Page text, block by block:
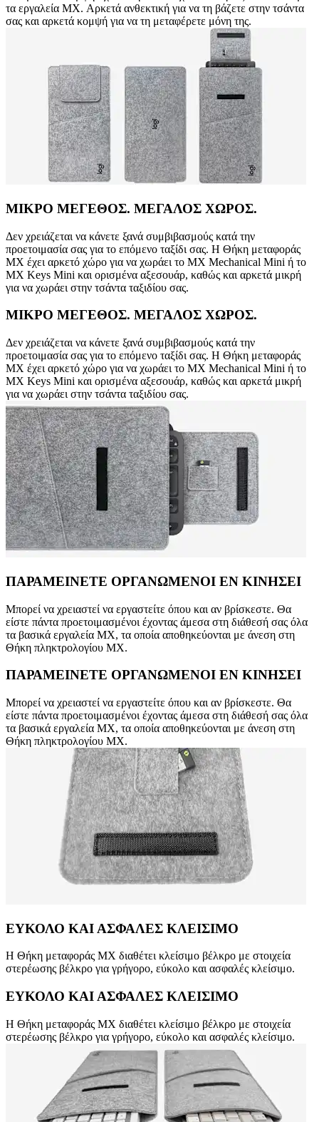
τα εργαλεία MX. Αρκετά ανθεκτική για να τη βάζετε στην τσάντα
σας και αρκετά κομψή για να τη μεταφέρετε μόνη της.
ΜΙΚΡΟ ΜΕΓΕΘΟΣ. ΜΕΓΑΛΟΣ ΧΩΡΟΣ.
Δεν χρειάζεται να κάνετε ξανά συμβιβασμούς κατά την
προετοιμασία σας για το επόμενο ταξίδι σας. Η Θήκη μεταφοράς
MX έχει αρκετό χώρο για να χωράει το MX Mechanical Mini ή το
MX Keys Mini και ορισμένα αξεσουάρ, καθώς και αρκετά μικρή
για να χωράει στην τσάντα ταξιδίου σας.
ΜΙΚΡΟ ΜΕΓΕΘΟΣ. ΜΕΓΑΛΟΣ ΧΩΡΟΣ.
Δεν χρειάζεται να κάνετε ξανά συμβιβασμούς κατά την
προετοιμασία σας για το επόμενο ταξίδι σας. Η Θήκη μεταφοράς
MX έχει αρκετό χώρο για να χωράει το MX Mechanical Mini ή το
MX Keys Mini και ορισμένα αξεσουάρ, καθώς και αρκετά μικρή
για να χωράει στην τσάντα ταξιδίου σας.
ΠΑΡΑΜΕΙΝΕΤΕ ΟΡΓΑΝΩΜΕΝΟΙ ΕΝ ΚΙΝΗΣΕΙ
Μπορεί να χρειαστεί να εργαστείτε όπου και αν βρίσκεστε. Θα
είστε πάντα προετοιμασμένοι έχοντας άμεσα στη διάθεσή σας όλα
τα βασικά εργαλεία MX, τα οποία αποθηκεύονται με άνεση στη
Θήκη πληκτρολογίου MX.
ΠΑΡΑΜΕΙΝΕΤΕ ΟΡΓΑΝΩΜΕΝΟΙ ΕΝ ΚΙΝΗΣΕΙ
Μπορεί να χρειαστεί να εργαστείτε όπου και αν βρίσκεστε. Θα
είστε πάντα προετοιμασμένοι έχοντας άμεσα στη διάθεσή σας όλα
τα βασικά εργαλεία MX, τα οποία αποθηκεύονται με άνεση στη
Θήκη πληκτρολογίου MX.
ΕΥΚΟΛΟ ΚΑΙ ΑΣΦΑΛΕΣ ΚΛΕΙΣΙΜΟ
Η Θήκη μεταφοράς MX διαθέτει κλείσιμο βέλκρο με στοιχεία
στερέωσης βέλκρο για γρήγορο, εύκολο και ασφαλές κλείσιμο.
ΕΥΚΟΛΟ ΚΑΙ ΑΣΦΑΛΕΣ ΚΛΕΙΣΙΜΟ
Η Θήκη μεταφοράς MX διαθέτει κλείσιμο βέλκρο με στοιχεία
στερέωσης βέλκρο για γρήγορο, εύκολο και ασφαλές κλείσιμο.